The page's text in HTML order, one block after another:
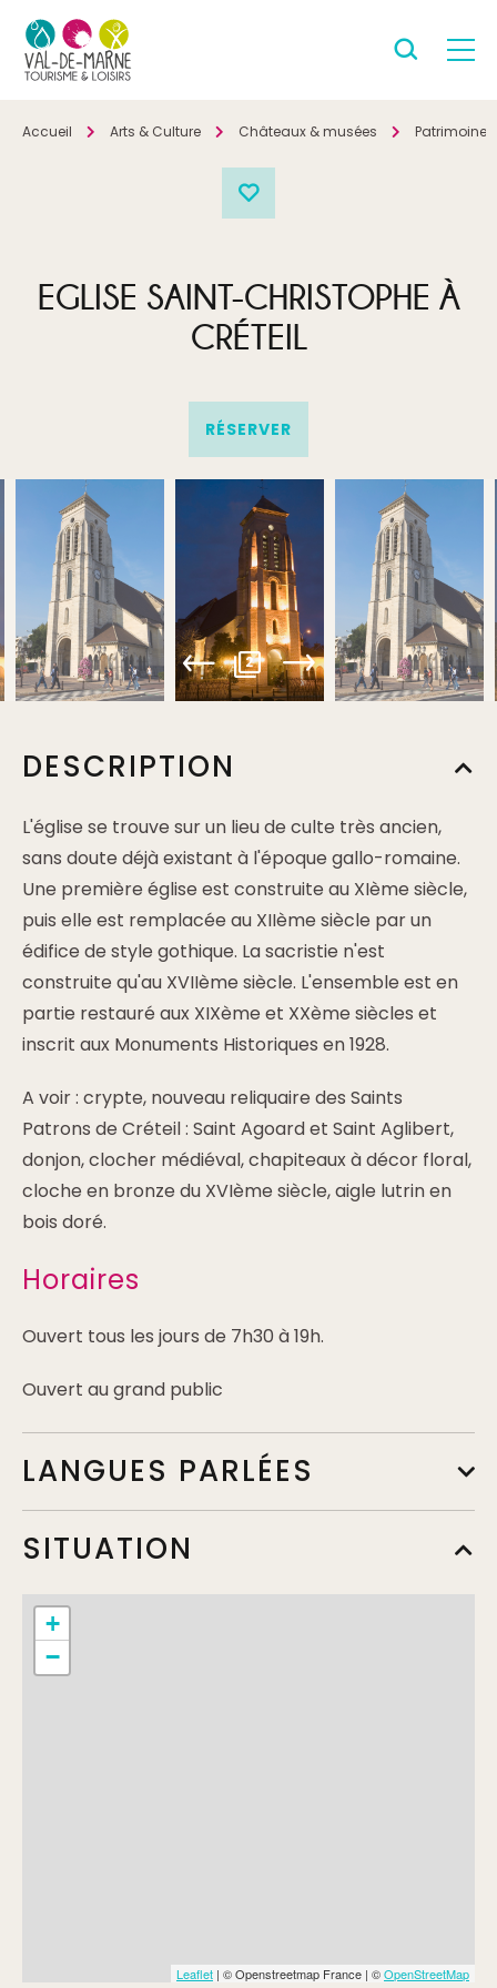
Accueil Arts & Culture Châteaux & musées Patrimoine
EGLISE SAINT-CHRISTOPHE À
CRÉTEIL
RÉSERVER
2
DESCRIPTION
L'église se trouve sur un lieu de culte très ancien,
sans doute déjà existant à l'époque gallo-romaine.
Une première église est construite au XIème siècle,
puis elle est remplacée au XIIème siècle par un
édifice de style gothique. La sacristie n'est
construite qu'au XVIIème siècle. L'ensemble est en
partie restauré aux XIXème et XXème siècles et
inscrit aux Monuments Historiques en 1928.
A voir : crypte, nouveau reliquaire des Saints
Patrons de Créteil : Saint Agoard et Saint Aglibert,
donjon, clocher médiéval, chapiteaux à décor floral,
cloche en bronze du XVIème siècle, aigle lutrin en
bois doré.
Horaires
Ouvert tous les jours de 7h30 à 19h.
Ouvert au grand public
LANGUES PARLÉES
SITUATION
+
−
Leaflet | © Openstreetmap France | ©OpenStreetMap